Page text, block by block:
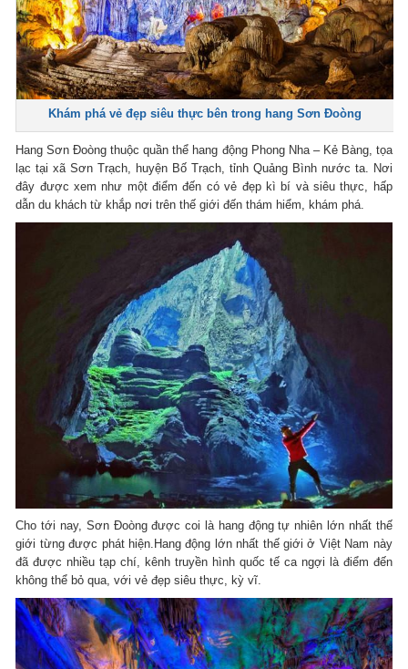
Khám phá vẻ đẹp siêu thực bên trong hang Sơn Đoòng
Hang Sơn Đoòng thuộc quần thể hang động Phong Nha – Kẻ Bàng, tọa
lạc tại xã Sơn Trạch, huyện Bố Trạch, tỉnh Quảng Bình nước ta. Nơi
đây được xem như một điểm đến có vẻ đẹp kì bí và siêu thực, hấp
dẫn du khách từ khắp nơi trên thế giới đến thám hiểm, khám phá.
Cho tới nay, Sơn Đoòng được coi là hang động tự nhiên lớn nhất thế
giới từng được phát hiện.Hang động lớn nhất thế giới ở Việt Nam này
đã được nhiều tạp chí, kênh truyền hình quốc tế ca ngợi là điểm đến
không thể bỏ qua, với vẻ đẹp siêu thực, kỳ vĩ.